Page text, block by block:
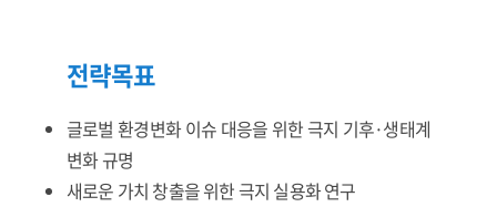
전략목표
글로벌 환경변화 이슈 대응을 위한 극지 기후·생태계
변화 규명
새로운 가치 창출을 위한 극지 실용화 연구